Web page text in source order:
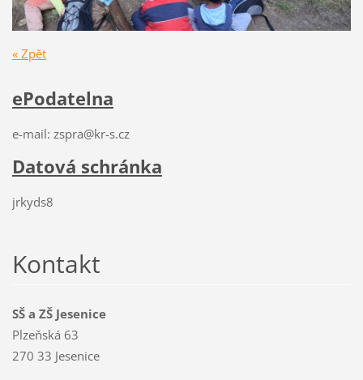
« Zpět
ePodatelna
e-mail: zspra@kr-s.cz
Datová schránka
jrkyds8
Kontakt
SŠ a ZŠ Jesenice
Plzeňská 63
270 33 Jesenice